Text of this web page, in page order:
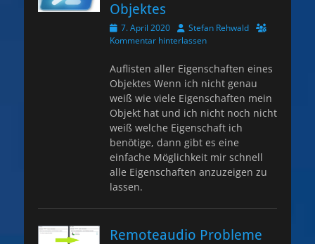
Objektes
Veröffentlicht
am
7. April 2020 AutorStefan Rehwald
Kommentar hinterlassen
Auflisten aller Eigenschaften eines
Objektes Wenn ich nicht genau
weiß wie viele Eigenschaften mein
Objekt hat und ich nicht noch nicht
weiß welche Eigenschaft ich
benötige, dann gibt es eine
einfache Möglichkeit mir schnell
alle Eigenschaften anzuzeigen zu
lassen.
Remoteaudio Probleme